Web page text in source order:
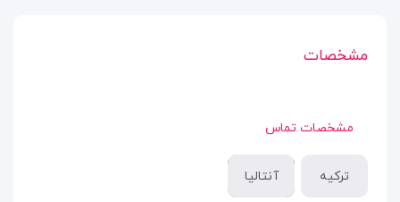
مشخصات
مشخصات تماس
ترکیه آنتالیا